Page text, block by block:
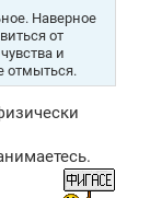
Наверное
от
и
отмыться.